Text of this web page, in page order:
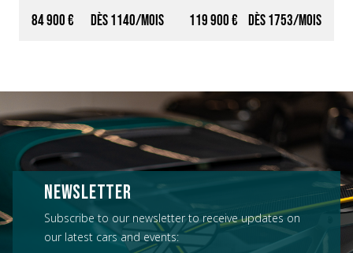
Intérieur Cuir Club*
84 900 € 1140
Historique limpide*
119 900 € 1753
NEWSLETTER
Subscribe to our newsletter to receive updates on
our latest cars and events: